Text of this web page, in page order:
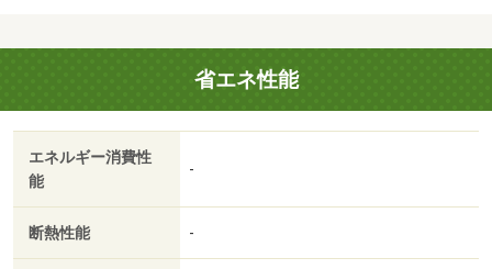
省エネ性能
エネルギー消費性
能
-
断熱性能 -